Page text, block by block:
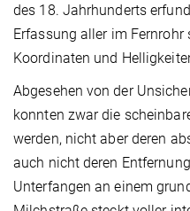
des 18. Jahrhunderts
Erfassung aller im Fernrohr
Koordinaten und
Abgesehen von der
konnten zwar die
werden, nicht aber deren
auch nicht deren
Unterfangen an einem